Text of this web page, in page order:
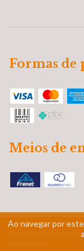
Ao navegar por
Formas de
Meios de
Copyright Celeiro